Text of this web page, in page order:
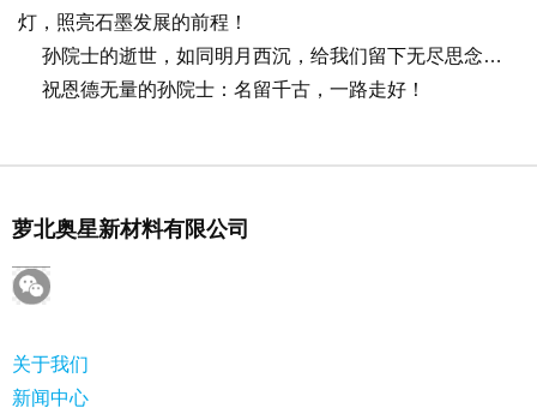
灯，照亮石墨发展的前程！
孙院士的逝世，如同明月西沉，给我们留下无尽思念…
祝恩德无量的孙院士：名留千古，一路走好！
萝北奥星新材料有限公司
关于我们
新闻中心